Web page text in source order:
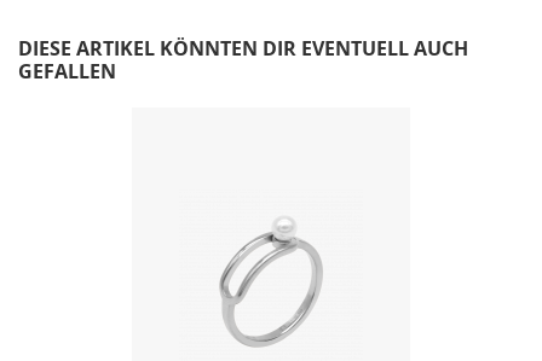
DIESE ARTIKEL KÖNNTEN DIR EVENTUELL AUCH
GEFALLEN